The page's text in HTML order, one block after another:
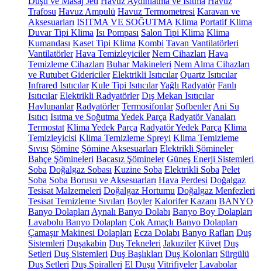
Trafosu Havuz Ampulü Havuz Termometresi Karavan ve
Aksesuarları ISITMA VE SOĞUTMA Klima Portatif Klima
Duvar Tipi Klima Isı Pompası Salon Tipi Klima Klima
Kumandası Kaset Tipi Klima Kombi Tavan Vantilatörleri
Vantilatörler Hava Temizleyiciler Nem Cihazları Hava
Temizleme Cihazları Buhar Makineleri Nem Alma Cihazları
ve Rutubet Gidericiler Elektrikli Isıtıcılar Quartz Isıtıcılar
Infrared Isıtıcılar Kule Tipi IsıtıcılarYağlı Radyatör Fanlı
Isıtıcılar Elektrikli Radyatörler Dış Mekan Isıtıcılar
Havlupanlar Radyatörler Termosifonlar Şofbenler Ani Su
Isıtıcı Isıtma ve Soğutma Yedek Parça Radyatör Vanaları
Termostat Klima Yedek Parça Radyatör Yedek Parça Klima
Temizleyicisi Klima Temizleme Spreyi Klima Temizleme
Sıvısı Şömine Şömine Aksesuarları Elektrikli Şömineler
Bahçe Şömineleri Bacasız Şömineler Güneş Enerji Sistemleri
Soba Doğalgaz Sobası Kuzine Soba Elektrikli Soba Pelet
Soba Soba Borusu ve Aksesuarları Hava Perdesi Doğalgaz
Tesisat Malzemeleri Doğalgaz Hortumu Doğalgaz Menfezleri
Tesisat Temizleme Sıvıları Boyler Kalorifer Kazanı BANYO
Banyo Dolapları Aynalı Banyo Dolabı Banyo Boy Dolapları
Lavabolu Banyo Dolapları Çok Amaçlı Banyo Dolapları
Çamaşır Makinesi Dolapları Ecza Dolabı Banyo Rafları Duş
Sistemleri Duşakabin Duş Tekneleri Jakuziler Küvet Duş
Setleri Duş Sistemleri Duş Başlıkları Duş Kolonları Sürgülü
Duş Setleri Duş Spiralleri El Duşu Vitrifiyeler Lavabolar